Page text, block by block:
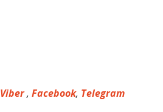
Viber,Facebook, Telegram